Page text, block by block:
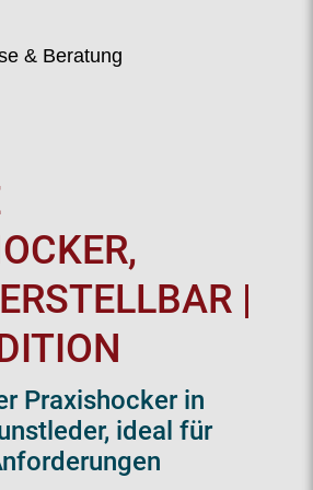
& Beratung
|
Praxishocker in
ideal für